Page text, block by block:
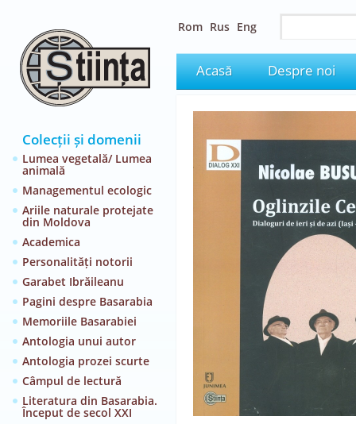
Colecții și domenii
Lumea vegetală/ Lumea
animală
Managementul ecologic
Ariile naturale protejate
din Moldova
Academica
Personalități notorii
Garabet Ibrăileanu
Pagini despre Basarabia
Memoriile Basarabiei
Antologia unui autor
Antologia prozei scurte
Câmpul de lectură
Literatura din Basarabia.
Început de secol XXI
Rom Rus Eng
Acasă Despre noi